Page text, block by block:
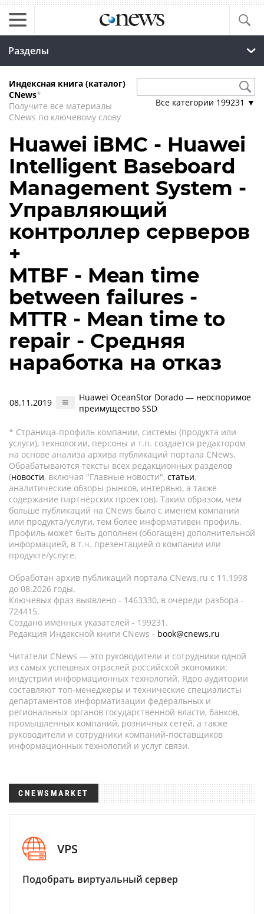
Разделы
Индексная книга (каталог)
CNews*
Получите все материалы
CNews по ключевому слову
Все категории 199231 ▼
Huawei iBMC - Huawei
Intelligent Baseboard
Management System -
Управляющий
контроллер серверов
+
MTBF - Mean time
between failures -
MTTR - Mean time to
repair - Средняя
наработка на отказ
08.11.2019
Huawei OceanStor Dorado — неоспоримое
преимущество SSD
* Страница-профиль компании, системы (продукта или
услуги), технологии, персоны и т.п. создается редактором
на основе анализа архива публикаций портала CNews.
Обрабатываются тексты всех редакционных разделов
(новости, включая "Главные новости", статьи,
аналитические обзоры рынков, интервью, а также
содержание партнёрских проектов). Таким образом, чем
больше публикаций на CNews было с именем компании
или продукта/услуги, тем более информативен профиль.
Профиль может быть дополнен (обогащен) дополнительной
информацией, в т.ч. презентацией о компании или
продукте/услуге.
Обработан архив публикаций портала CNews.ru c 11.1998
до 08.2026 годы.
Ключевых фраз выявлено - 1463330, в очереди разбора -
724415.
Создано именных указателей - 199231.
Редакция Индексной книги CNews - book@cnews.ru
Читатели CNews — это руководители и сотрудники одной
из самых успешных отраслей российской экономики:
индустрии информационных технологий. Ядро аудитории
составляют топ-менеджеры и технические специалисты
департаментов информатизации федеральных и
региональных органов государственной власти, банков,
промышленных компаний, розничных сетей, а также
руководители и сотрудники компаний-поставщиков
информационных технологий и услуг связи.
CNEWSMARKET
VPS
Подобрать виртуальный сервер